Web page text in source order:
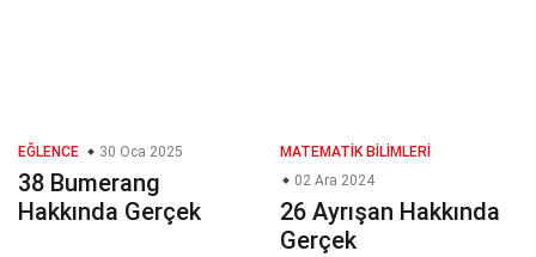
EĞLENCE 30 Oca 2025
38 Bumerang
Hakkında Gerçek
MATEMATIK BILIMLERI
02 Ara 2024
26 Ayrışan Hakkında
Gerçek